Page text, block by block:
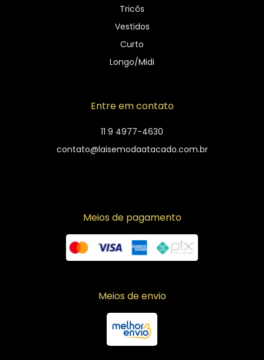
Tricôs
Vestidos
Curto
Longo/Midi
Entre em contato
11 9 4977-4630
contato@laisemodaatacado.com.br
Meios de pagamento
Meios de envio